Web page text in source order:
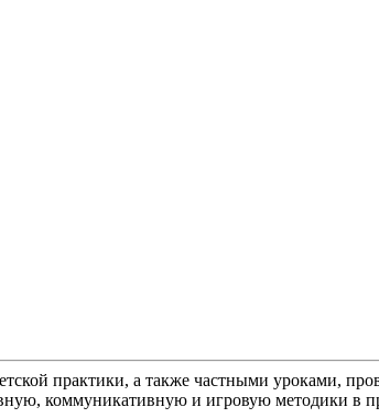
практики, а также частными уроками,
коммуникативную и игровую методики в